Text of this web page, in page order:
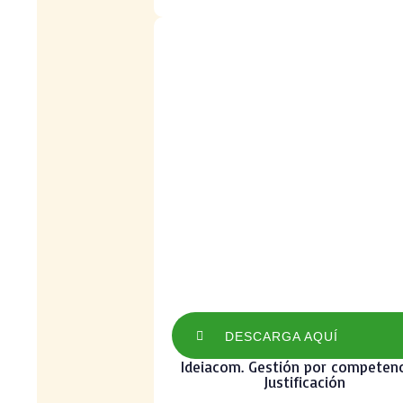
DESCARGA AQUÍ
Ideiacom. Gestión por
Justificación